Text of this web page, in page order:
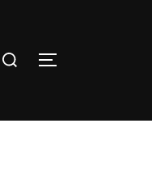
Search
TOGGLE